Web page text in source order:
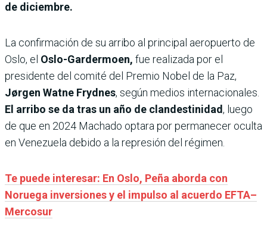
de diciembre.
La confirmación de su arribo al principal aeropuerto de
Oslo, el Oslo-Gardermoen, fue realizada por el
presidente del comité del Premio Nobel de la Paz,
Jørgen Watne Frydnes, según medios internacionales.
El arribo se da tras un año de clandestinidad, luego
de que en 2024 Machado optara por permanecer oculta
en Venezuela debido a la represión del régimen.
Te puede interesar: En Oslo, Peña aborda con
Noruega inversiones y el impulso al acuerdo EFTA–
Mercosur